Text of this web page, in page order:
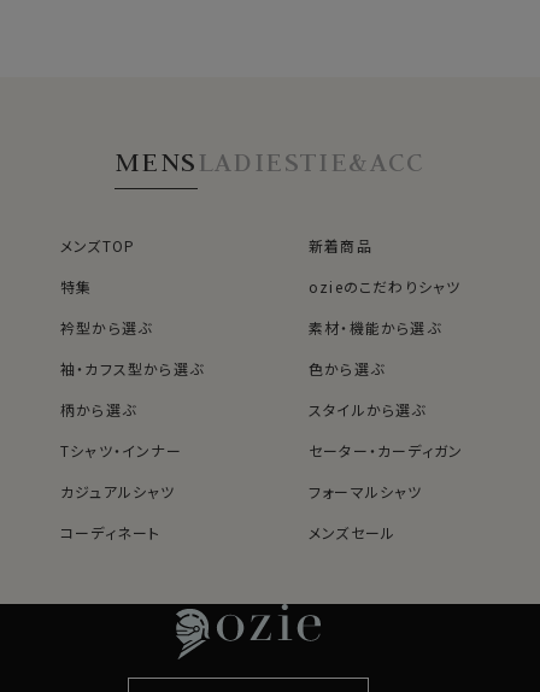
MENSLADIESTIE&ACC
メンズTOP
新着商品
特集
ozieのこだわりシャツ
衿型から選ぶ
素材・機能から選ぶ
袖・カフス型から選ぶ
色から選ぶ
柄から選ぶ
スタイルから選ぶ
Tシャツ・インナー
セーター・カーディガン
カジュアルシャツ
フォーマルシャツ
コーディネート
メンズセール
袖・カフス型から選ぶ
色から選ぶ
柄から選ぶ
カフスボタン
サスペンダー